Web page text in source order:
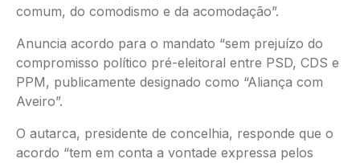
comum, do comodismo e da acomodação”.
Anuncia acordo para o mandato “sem prejuízo do
compromisso político pré-eleitoral entre PSD, CDS e
PPM, publicamente designado como “Aliança com
Aveiro”.
O autarca, presidente de concelhia, responde que o
acordo “tem em conta a vontade expressa pelos